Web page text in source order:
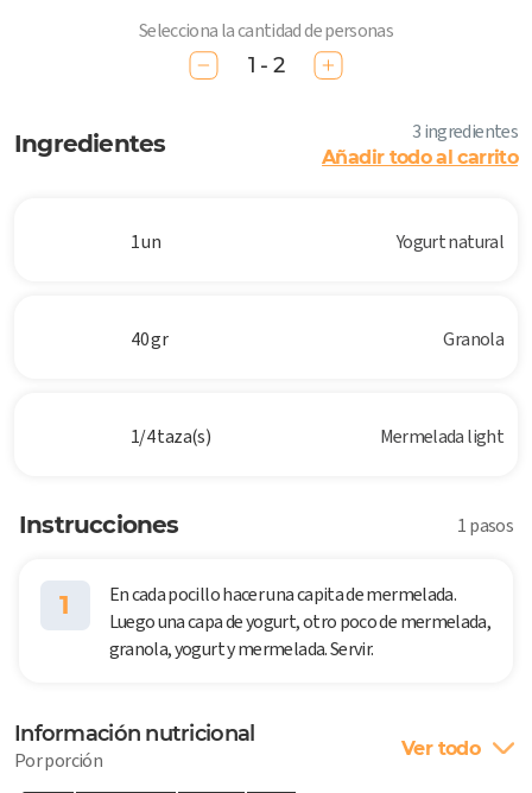
Selecciona la cantidad de personas
1 - 2
Ingredientes 3 ingredientes
Añadir todo al carrito
1 un Yogurt natural
40 gr Granola
1/4 taza(s) Mermelada light
Instrucciones 1 pasos
1
En cada pocillo hacer una capita de mermelada.
Luego una capa de yogurt, otro poco de mermelada,
granola, yogurt y mermelada. Servir.
Información nutricional
Por porción Ver todo